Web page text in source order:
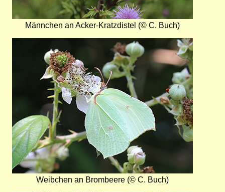
Männchen an Acker-Kratzdistel (© C. Buch)
Weibchen an Brombeere (© C. Buch)